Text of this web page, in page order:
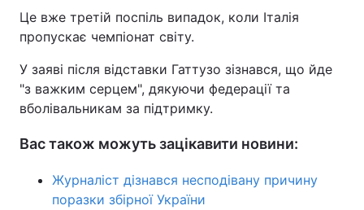
Це вже третій поспіль випадок, коли Італія
пропускає чемпіонат світу.
У заяві після відставки Гаттузо зізнався, що йде
"з важким серцем", дякуючи федерації та
вболівальникам за підтримку.
Вас також можуть зацікавити новини:
Журналіст дізнався несподівану причину
поразки збірної України